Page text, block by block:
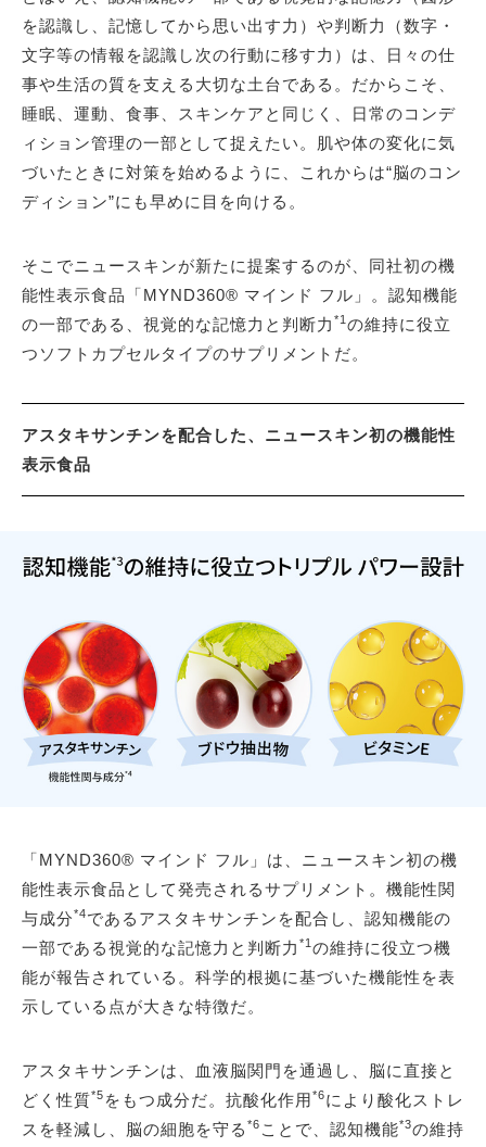
を認識し、記憶してから思い出す力）や判断力（数字・
文字等の情報を認識し次の行動に移す力）は、日々の仕
事や生活の質を支える大切な土台である。だからこそ、
睡眠、運動、食事、スキンケアと同じく、日常のコンデ
ィション管理の一部として捉えたい。肌や体の変化に気
づいたときに対策を始めるように、これからは“脳のコン
ディション”にも早めに目を向ける。
そこでニュースキンが新たに提案するのが、同社初の機
能性表示食品「MYND360® マインド フル」。認知機能
の一部である、視覚的な記憶力と判断力 *1 の維持に役立
つソフトカプセルタイプのサプリメントだ。
アスタキサンチンを配合した、ニュースキン初の機能性
表示食品
「MYND360® マインド フル」は、ニュースキン初の機
能性表示食品として発売されるサプリメント。機能性関
与成分*4であるアスタキサンチンを配合し、認知機能の
一部である視覚的な記憶力と判断力 *1の維持に役立つ機
能が報告されている。科学的根拠に基づいた機能性を表
示している点が大きな特徴だ。
アスタキサンチンは、血液脳関門を通過し、脳に直接と
どく性質*5 をもつ成分だ。抗酸化作用*6により酸化ストレ
スを軽減し、脳の細胞を守る *6 ことで、認知機能*3の維持